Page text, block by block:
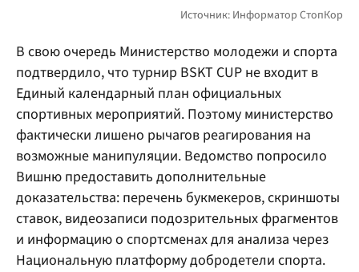
В свою очередь Министерство молодежи и спорта
подтвердило, что турнир BSKT CUP не входит в
Единый календарный план официальных
спортивных мероприятий. Поэтому министерство
фактически лишено рычагов реагирования на
возможные манипуляции. Ведомство попросило
Вишню предоставить дополнительные
доказательства: перечень букмекеров, скриншоты
ставок, видеозаписи подозрительных фрагментов
и информацию о спортсменах для анализа через
Национальную платформу добродетели спорта.